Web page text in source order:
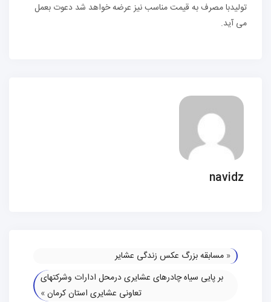
تولیدبا مصرف به قیمت مناسب نیز عرضه خواهد شد دعوت بعمل
می آید.
navidz
« مسابقه بزرگ عکس زندگی عشایر
بر پایی سیاه چادرهای عشایری درمحل ادارات وشرکتهای
تعاونی عشایری استان کرمان»